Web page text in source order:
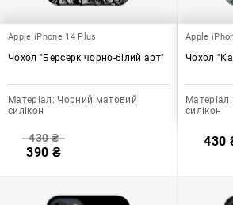
Apple iPhone 14 Plus
Чохол "Берсерк чорно-білий арт"
Матеріал: Чорний матовий
силікон
430₴
390 ₴
Apple
Чохол
Матеріал:
силікон
430